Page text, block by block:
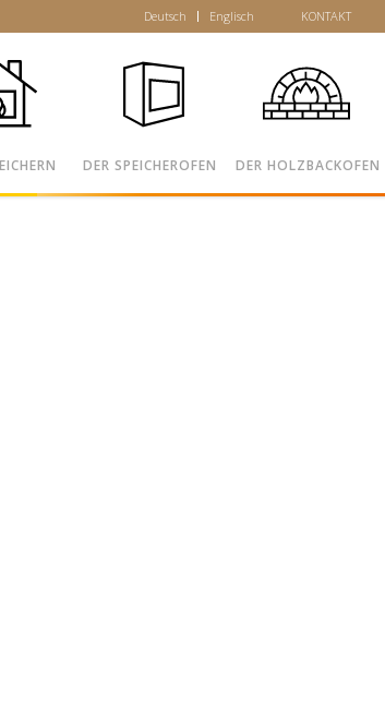
Deutsch Englisch KONTAKT
DER SPEICHEROFEN DER HOLZBACKOFEN